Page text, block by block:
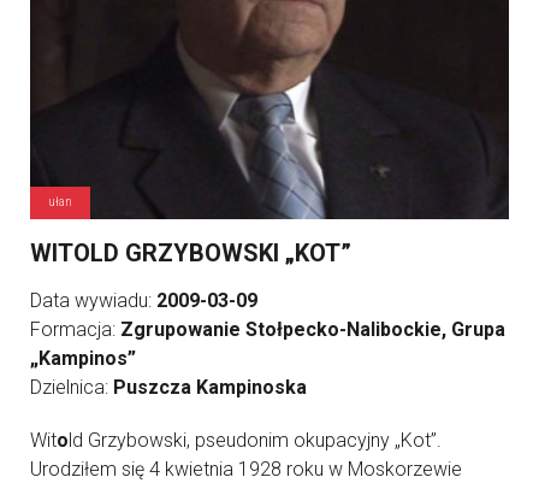
ułan
WITOLD GRZYBOWSKI „KOT”
Data wywiadu: 2009-03-09
Formacja: Zgrupowanie Stołpecko-Nalibockie, Grupa
„Kampinos”
Dzielnica: Puszcza Kampinoska
Wito ld Grzybowski, pseudonim okupacyjny „Kot”.
Urodziłem się 4 kwietnia 1928 roku w Moskorzewie